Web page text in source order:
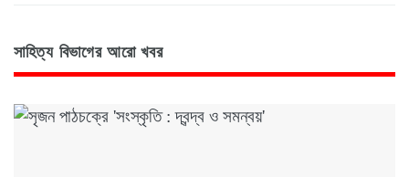
সাহিত্য বিভাগের আরো খবর